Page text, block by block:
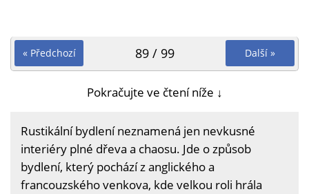
« Předchozí Další »
89 / 99
Pokračujte ve čtení níže ↓
Rustikální bydlení neznamená jen nevkusné
interiéry plné dřeva a chaosu. Jde o způsob
bydlení, který pochází z anglického a
francouzského venkova, kde velkou roli hrála